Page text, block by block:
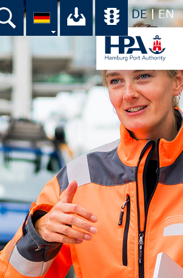
DE EN
Ansprechpartner im
Suche Ihr Download-